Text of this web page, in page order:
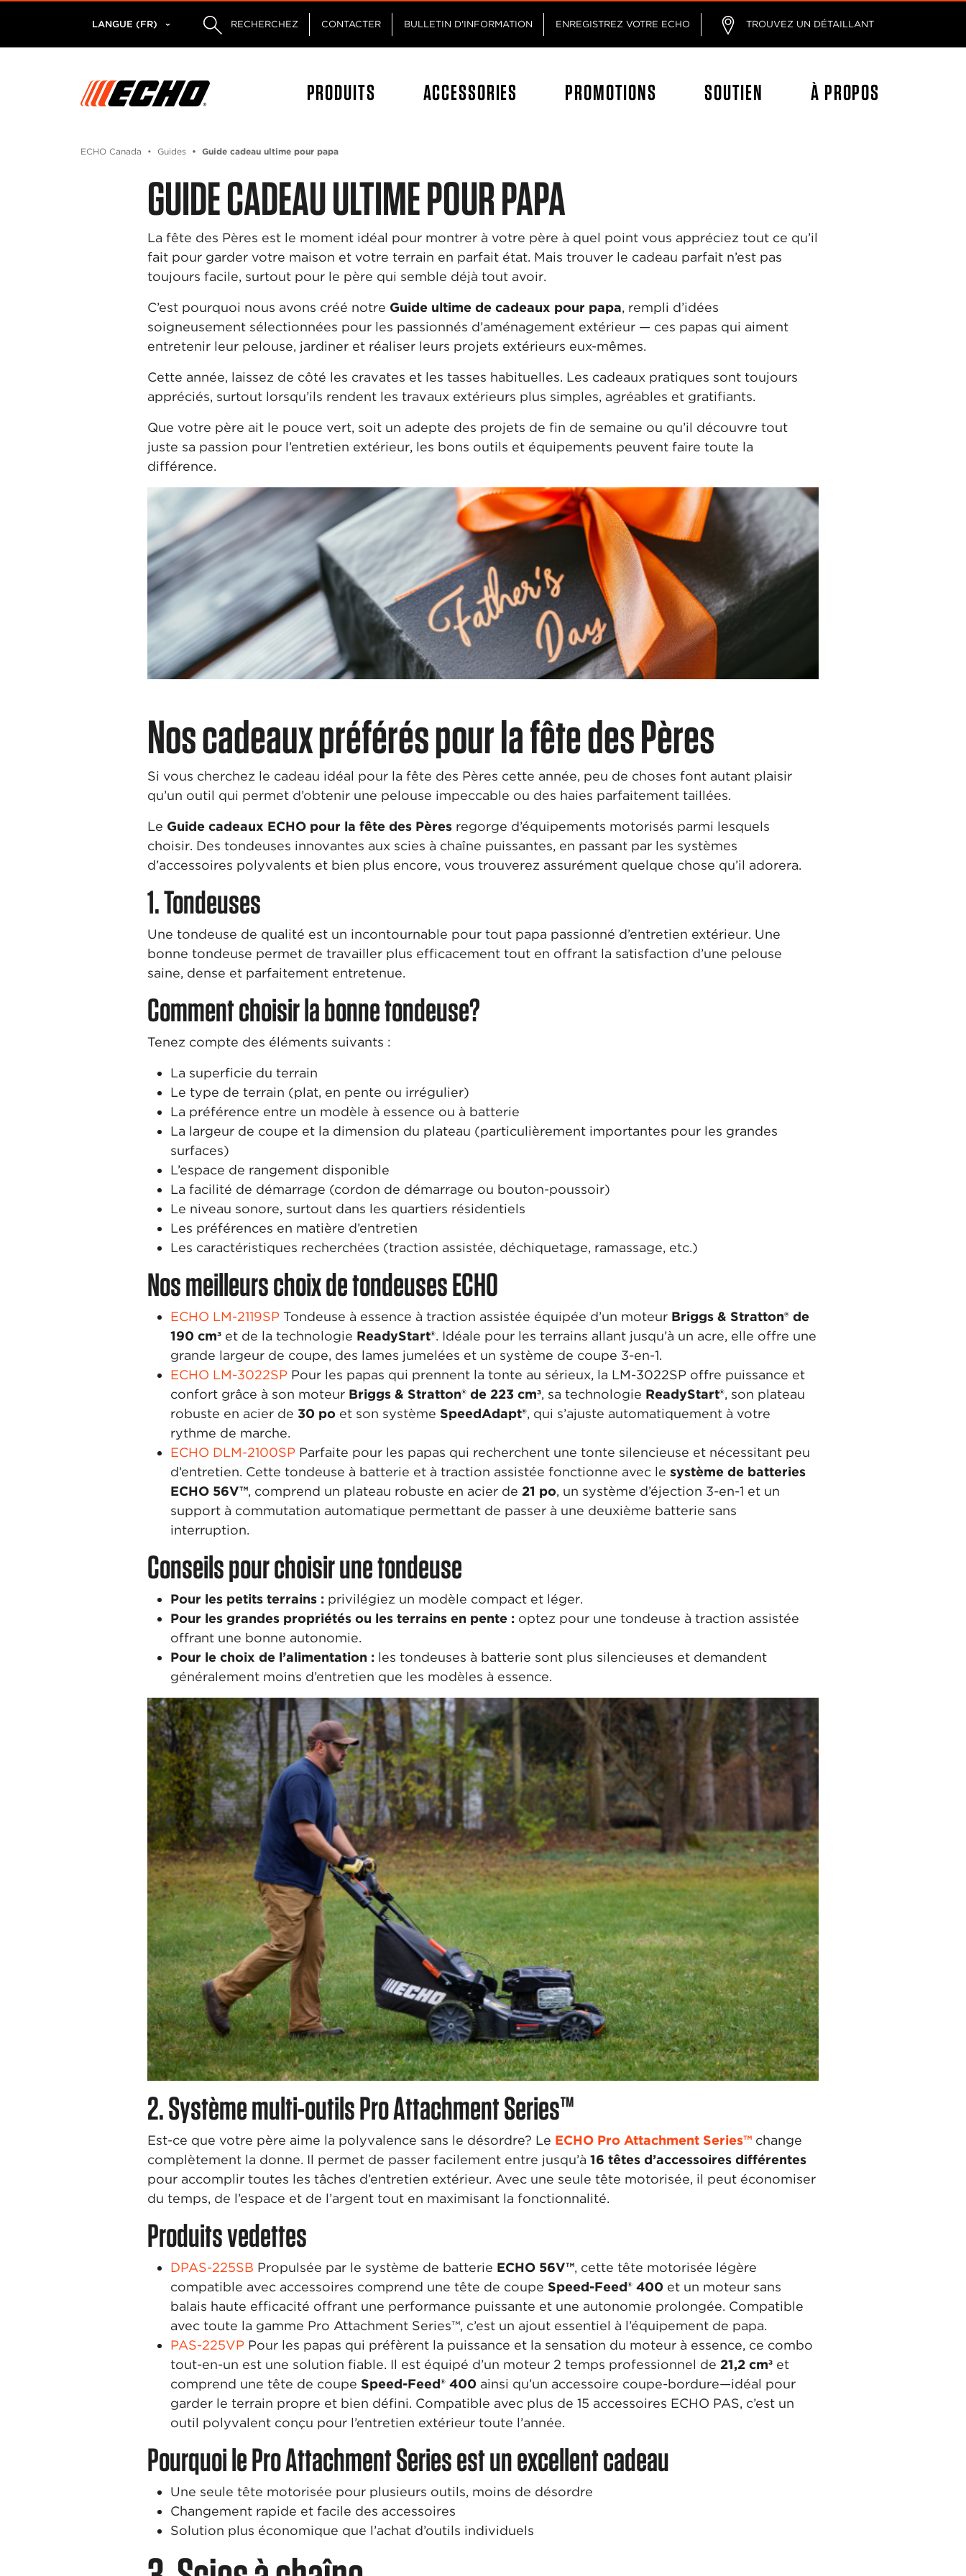
LANGUE (FR) RECHERCHEZ CONTACTER BULLETIN D'INFORMATION ENREGISTREZ VOTRE ECHO TROUVEZ UN DÉTAILLANT
PRODUITS ACCESSORIES PROMOTIONS SOUTIEN À PROPOS
ECHO Canada Guides Guide cadeau ultime pour papa
GUIDE CADEAU ULTIME POUR PAPA
La fête des Pères est le moment idéal pour montrer à votre père à quel point vous appréciez tout ce qu’il
fait pour garder votre maison et votre terrain en parfait état. Mais trouver le cadeau parfait n’est pas
toujours facile, surtout pour le père qui semble déjà tout avoir.
C’est pourquoi nous avons créé notre Guide ultime de cadeaux pour papa, rempli d’idées
soigneusement sélectionnées pour les passionnés d’aménagement extérieur — ces papas qui aiment
entretenir leur pelouse, jardiner et réaliser leurs projets extérieurs eux-mêmes.
Cette année, laissez de côté les cravates et les tasses habituelles. Les cadeaux pratiques sont toujours
appréciés, surtout lorsqu’ils rendent les travaux extérieurs plus simples, agréables et gratifiants.
Que votre père ait le pouce vert, soit un adepte des projets de fin de semaine ou qu’il découvre tout
juste sa passion pour l’entretien extérieur, les bons outils et équipements peuvent faire toute la
différence.
Nos cadeaux préférés pour la fête des Pères
Si vous cherchez le cadeau idéal pour la fête des Pères cette année, peu de choses font autant plaisir
qu’un outil qui permet d’obtenir une pelouse impeccable ou des haies parfaitement taillées.
Le Guide cadeaux ECHO pour la fête des Pères regorge d’équipements motorisés parmi lesquels
choisir. Des tondeuses innovantes aux scies à chaîne puissantes, en passant par les systèmes
d’accessoires polyvalents et bien plus encore, vous trouverez assurément quelque chose qu’il adorera.
1. Tondeuses
Une tondeuse de qualité est un incontournable pour tout papa passionné d’entretien extérieur. Une
bonne tondeuse permet de travailler plus efficacement tout en offrant la satisfaction d’une pelouse
saine, dense et parfaitement entretenue.
Comment choisir la bonne tondeuse?
Tenez compte des éléments suivants :
La superficie du terrain
Le type de terrain (plat, en pente ou irrégulier)
La préférence entre un modèle à essence ou à batterie
La largeur de coupe et la dimension du plateau (particulièrement importantes pour les grandes
surfaces)
L’espace de rangement disponible
La facilité de démarrage (cordon de démarrage ou bouton-poussoir)
Le niveau sonore, surtout dans les quartiers résidentiels
Les préférences en matière d’entretien
Les caractéristiques recherchées (traction assistée, déchiquetage, ramassage, etc.)
Nos meilleurs choix de tondeuses ECHO
ECHO LM-2119SPTondeuse à essence à traction assistée équipée d’un moteur Briggs & Stratton® de
190 cm³ et de la technologie ReadyStart®. Idéale pour les terrains allant jusqu’à un acre, elle offre une
grande largeur de coupe, des lames jumelées et un système de coupe 3-en-1.
ECHO LM-3022SP Pour les papas qui prennent la tonte au sérieux, la LM-3022SP offre puissance et
confort grâce à son moteur Briggs & Stratton® de 223 cm³, sa technologie ReadyStart®, son plateau
robuste en acier de 30 po et son système SpeedAdapt®, qui s’ajuste automatiquement à votre
rythme de marche.
ECHO DLM-2100SP Parfaite pour les papas qui recherchent une tonte silencieuse et nécessitant peu
d’entretien. Cette tondeuse à batterie et à traction assistée fonctionne avec lesystème de batteries
ECHO 56V™, comprend un plateau robuste en acier de21 po, un système d’éjection 3-en-1 et un
support à commutation automatique permettant de passer à une deuxième batterie sans
interruption.
Conseils pour choisir une tondeuse
Pour les petits terrains : privilégiez un modèle compact et léger.
Pour les grandes propriétés ou les terrains en pente : optez pour une tondeuse à traction assistée
offrant une bonne autonomie.
Pour le choix de l’alimentation : les tondeuses à batterie sont plus silencieuses et demandent
généralement moins d’entretien que les modèles à essence.
2. Système multi-outils Pro Attachment Series™
Est-ce que votre père aime la polyvalence sans le désordre? Le ECHO Pro Attachment Series™ change
complètement la donne. Il permet de passer facilement entre jusqu’à16 têtes d’accessoires différentes
pour accomplir toutes les tâches d’entretien extérieur. Avec une seule tête motorisée, il peut économiser
du temps, de l’espace et de l’argent tout en maximisant la fonctionnalité.
Produits vedettes
DPAS-225SB Propulsée par le système de batterie ECHO 56V™, cette tête motorisée légère
compatible avec accessoires comprend une tête de coupe Speed-Feed® 400 et un moteur sans
balais haute efficacité offrant une performance puissante et une autonomie prolongée. Compatible
avec toute la gamme Pro Attachment Series™, c’est un ajout essentiel à l’équipement de papa.
PAS-225VP Pour les papas qui préfèrent la puissance et la sensation du moteur à essence, ce combo
tout-en-un est une solution fiable. Il est équipé d’un moteur 2 temps professionnel de21,2 cm³ et
comprend une tête de coupe Speed-Feed® 400 ainsi qu’un accessoire coupe-bordure—idéal pour
garder le terrain propre et bien défini. Compatible avec plus de 15 accessoires ECHO PAS, c’est un
outil polyvalent conçu pour l’entretien extérieur toute l’année.
Pourquoi le Pro Attachment Series est un excellent cadeau
Une seule tête motorisée pour plusieurs outils, moins de désordre
Changement rapide et facile des accessoires
Solution plus économique que l’achat d’outils individuels